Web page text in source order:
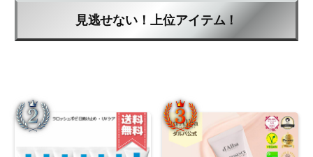
見逃せない！上位アイテム！